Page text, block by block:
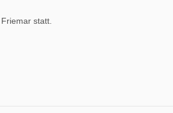
statt.